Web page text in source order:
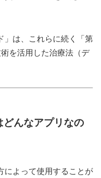
」は、これらに続く「第
を活用した治療法（デ
んなアプリなの
によって使用することが